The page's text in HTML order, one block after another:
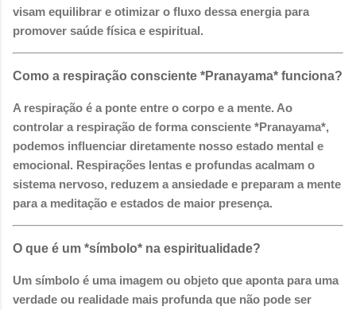
visam equilibrar e otimizar o fluxo dessa energia para
promover saúde física e espiritual.
Como a respiração consciente *Pranayama* funciona?
A respiração é a ponte entre o corpo e a mente. Ao
controlar a respiração de forma consciente *Pranayama*,
podemos influenciar diretamente nosso estado mental e
emocional. Respirações lentas e profundas acalmam o
sistema nervoso, reduzem a ansiedade e preparam a mente
para a meditação e estados de maior presença.
O que é um *símbolo* na espiritualidade?
Um símbolo é uma imagem ou objeto que aponta para uma
verdade ou realidade mais profunda que não pode ser